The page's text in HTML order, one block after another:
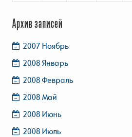
Архив записей
2007 Ноябрь
2008 Январь
2008 Февраль
2008 Май
2008 Июнь
2008 Июль